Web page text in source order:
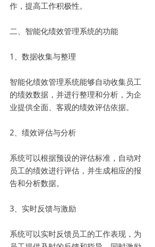
作，提高工作积极性。
二、智能化绩效管理系统的功能
1、数据收集与整理
智能化绩效管理系统能够自动收集员工
的绩效数据，并进行整理和分析，为企
业提供全面、客观的绩效评估依据。
2、绩效评估与分析
系统可以根据预设的评估标准，自动对
员工的绩效进行评估，并生成相应的报
告和分析数据。
3、实时反馈与激励
系统可以实时反馈员工的工作表现，为